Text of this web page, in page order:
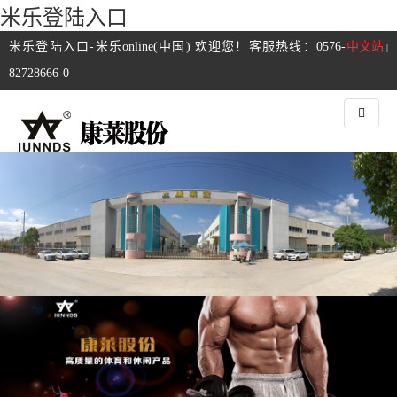
米乐登陆入口
中文站 |
米乐登陆入口-米乐online(中国) 欢迎您！客服热线：0576-
82728666-0